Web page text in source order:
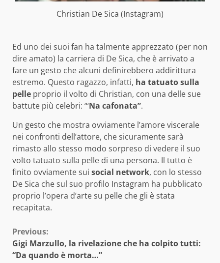
Christian De Sica (Instagram)
Ed uno dei suoi fan ha talmente apprezzato (per non
dire amato) la carriera di De Sica, che è arrivato a
fare un gesto che alcuni definirebbero addirittura
estremo. Questo ragazzo, infatti, ha tatuato sulla
pelle proprio il volto di Christian, con una delle sue
battute più celebri: “‘Na cafonata”.
Un gesto che mostra ovviamente l’amore viscerale
nei confronti dell’attore, che sicuramente sarà
rimasto allo stesso modo sorpreso di vedere il suo
volto tatuato sulla pelle di una persona. Il tutto è
finito ovviamente sui social network, con lo stesso
De Sica che sul suo profilo Instagram ha pubblicato
proprio l’opera d’arte su pelle che gli è stata
recapitata.
Continue
Reading
Previous:
Gigi Marzullo, la rivelazione che ha colpito tutti:
“Da quando è morta…”